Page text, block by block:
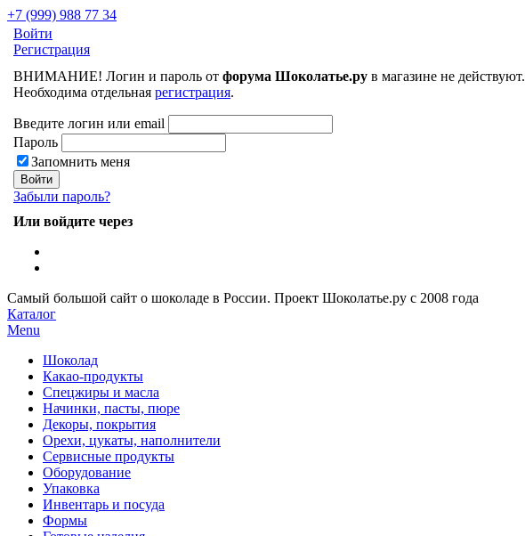
+7 (999) 988 77 34
Войти
Регистрация
ВНИМАНИЕ! Логин и пароль от форума Шоколатье.ру в магазине не действуют.
Необходима отдельная регистрация.
Введите логин или email
Пароль
Запомнить меня
Забыли пароль?
Или войдите через
Самый большой сайт о шоколаде в России. Проект Шоколатье.ру с 2008 года
Каталог
Menu
Шоколад
Какао-продукты
Спецжиры и масла
Начинки, пасты, пюре
Декоры, покрытия
Орехи, цукаты, наполнители
Сервисные продукты
Оборудование
Упаковка
Инвентарь и посуда
Формы